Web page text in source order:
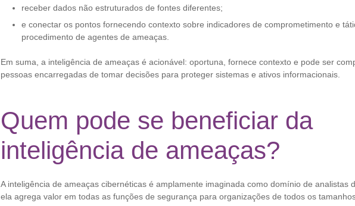
receber dados não estruturados de fontes diferentes;
e conectar os pontos fornecendo contexto sobre indicadores de comprometimento e
procedimento de agentes de ameaças.
Em suma, a inteligência de ameaças é acionável: oportuna, fornece contexto e pode ser
pessoas encarregadas de tomar decisões para proteger sistemas e ativos informacionais.
Quem pode se beneficiar da
inteligência de ameaças?
A inteligência de ameaças cibernéticas é amplamente imaginada como domínio de analistas
ela agrega valor em todas as funções de segurança para organizações de todos os